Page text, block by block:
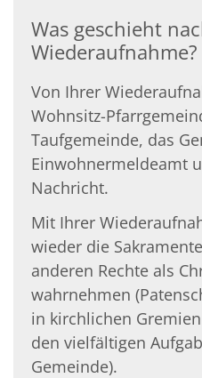
Was geschieht
Wiederaufnahme?
Von Ihrer
Wohnsitz-
Taufgemeinde, das
Einwohnermeldeamt
Nachricht.
Mit Ihrer
wieder die
anderen Rechte als
wahrnehmen
in kirchlichen
den vielfältigen
Gemeinde).